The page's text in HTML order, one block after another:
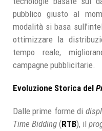
pubblico giusto al
modalità si basa
ottimizzare la
tempo reale,
campagne pubblicitarie.
Evoluzione Storica del
Dalle prime forme di
Time Bidding (RTB), il